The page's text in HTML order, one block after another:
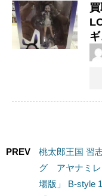
ギ
PREV
桃太郎王国 習
グ アヤナミレ
場版」 ​B-style